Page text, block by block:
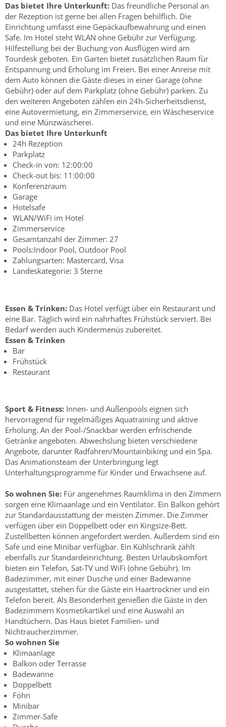
Das bietet Ihre Unterkunft: Das freundliche Personal an
der Rezeption ist gerne bei allen Fragen behilflich. Die
Einrichtung umfasst eine Gepäckaufbewahrung und einen
Safe. Im Hotel steht WLAN ohne Gebühr zur Verfügung.
Hilfestellung bei der Buchung von Ausflügen wird am
Tourdesk geboten. Ein Garten bietet zusätzlichen Raum für
Entspannung und Erholung im Freien. Bei einer Anreise mit
dem Auto können die Gäste dieses in einer Garage (ohne
Gebühr) oder auf dem Parkplatz (ohne Gebühr) parken. Zu
den weiteren Angeboten zählen ein 24h-Sicherheitsdienst,
eine Autovermietung, ein Zimmerservice, ein Wäscheservice
und eine Münzwäscherei.
Das bietet Ihre Unterkunft
24h Rezeption
Parkplatz
Check-in von: 12:00:00
Check-out bis: 11:00:00
Konferenzraum
Garage
Hotelsafe
WLAN/WiFi im Hotel
Zimmerservice
Gesamtanzahl der Zimmer: 27
Pools:Indoor Pool, Outdoor Pool
Zahlungsarten: Mastercard, Visa
Landeskategorie: 3 Sterne
Essen & Trinken: Das Hotel verfügt über ein Restaurant und
eine Bar. Täglich wird ein nahrhaftes Frühstück serviert. Bei
Bedarf werden auch Kindermenüs zubereitet.
Essen & Trinken
Bar
Frühstück
Restaurant
Sport & Fitness: Innen- und Außenpools eignen sich
hervorragend für regelmäßiges Aquatraining und aktive
Erholung. An der Pool-/Snackbar werden erfrischende
Getränke angeboten. Abwechslung bieten verschiedene
Angebote, darunter Radfahren/Mountainbiking und ein Spa.
Das Animationsteam der Unterbringung legt
Unterhaltungsprogramme für Kinder und Erwachsene auf.
So wohnen Sie: Für angenehmes Raumklima in den Zimmern
sorgen eine Klimaanlage und ein Ventilator. Ein Balkon gehört
zur Standardausstattung der meisten Zimmer. Die Zimmer
verfügen über ein Doppelbett oder ein Kingsize-Bett.
Zustellbetten können angefordert werden. Außerdem sind ein
Safe und eine Minibar verfügbar. Ein Kühlschrank zählt
ebenfalls zur Standardeinrichtung. Besten Urlaubskomfort
bieten ein Telefon, Sat-TV und WiFi (ohne Gebühr). Im
Badezimmer, mit einer Dusche und einer Badewanne
ausgestattet, stehen für die Gäste ein Haartrockner und ein
Telefon bereit. Als Besonderheit genießen die Gäste in den
Badezimmern Kosmetikartikel und eine Auswahl an
Handtüchern. Das Haus bietet Familien- und
Nichtraucherzimmer.
So wohnen Sie
Klimaanlage
Balkon oder Terrasse
Badewanne
Doppelbett
Föhn
Minibar
Zimmer-Safe